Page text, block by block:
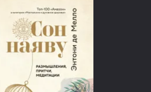
даже при императорском дворе.
сотню километров лишь для того, чтобы